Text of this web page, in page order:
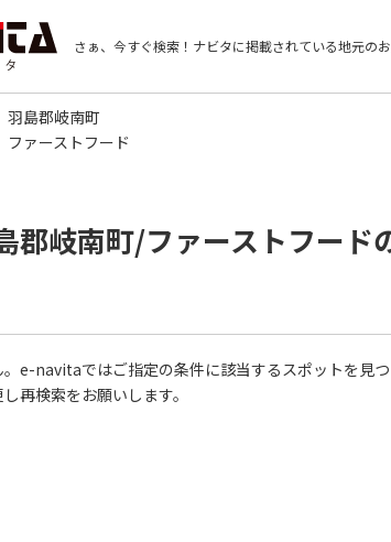
さぁ、今すぐ検索！ ナビタに掲載されている地元の
羽島郡岐南町
ファーストフード
郡岐南町/ファーストフード
e-navitaではご指定の条件に該当するスポットを見
再検索をお願いします。